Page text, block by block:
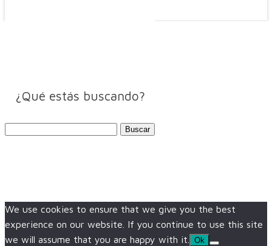
¿Qué estás buscando?
We use cookies to ensure that we give you the best
experience on our website. If you continue to use this site
we will assume that you are happy with it.
Ok